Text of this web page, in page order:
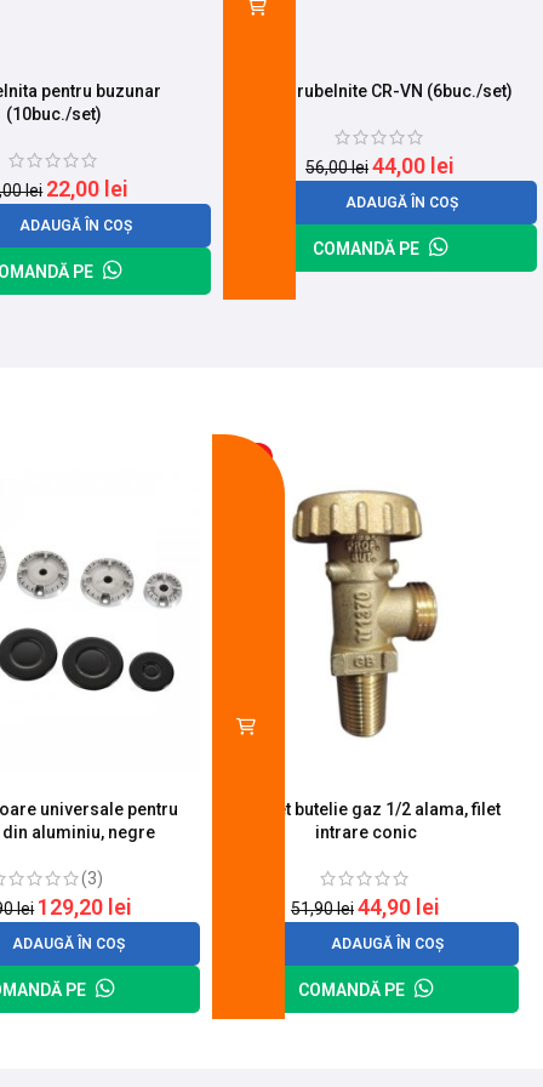
pentru buzunar
(10buc./set)
lei 22,00 lei
ADAUGĂ ÎN COȘ
PE
Set surubelnite CR-VN (6buc./set)
56,00lei44,00 lei
ADAUGĂ ÎN COȘ
COMANDĂ PE
universale pentru
aluminiu, negre
(3)
lei 129,20 lei
ADAUGĂ ÎN COȘ
PE
Robinet butelie gaz 1/2 alama, filet
intrare conic
51,90lei44,90 lei
ADAUGĂ ÎN COȘ
COMANDĂ PE